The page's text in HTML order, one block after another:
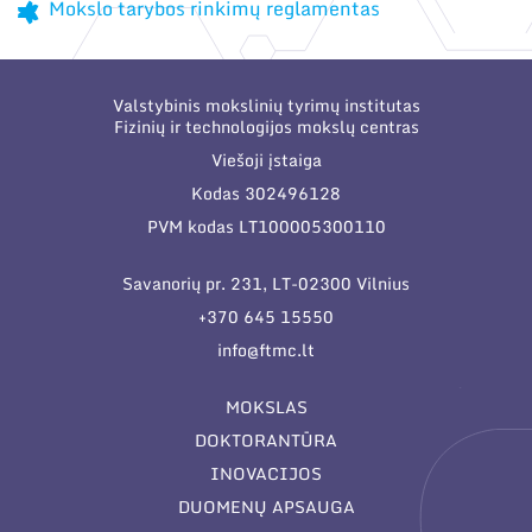
organizacijose bei asociacijose
Naujienos
Renginiai
Tinklalaidės
Leidiniai
Bendri rekvizitai
Darbuotojų kontaktai
Mokslo taryba
Tarptautinė patarėjų taryba
Mokslininkai emeritai
Mokslo tarybos rinkimų reglamentas
Valstybinis mokslinių tyrimų institutas
Fizinių ir technologijos mokslų centras
Viešoji įstaiga
Kodas 302496128
PVM kodas LT100005300110
Savanorių pr. 231, LT-02300 Vilnius
+370 645 15550
info@ftmc.lt
MOKSLAS
DOKTORANTŪRA
INOVACIJOS
DUOMENŲ APSAUGA